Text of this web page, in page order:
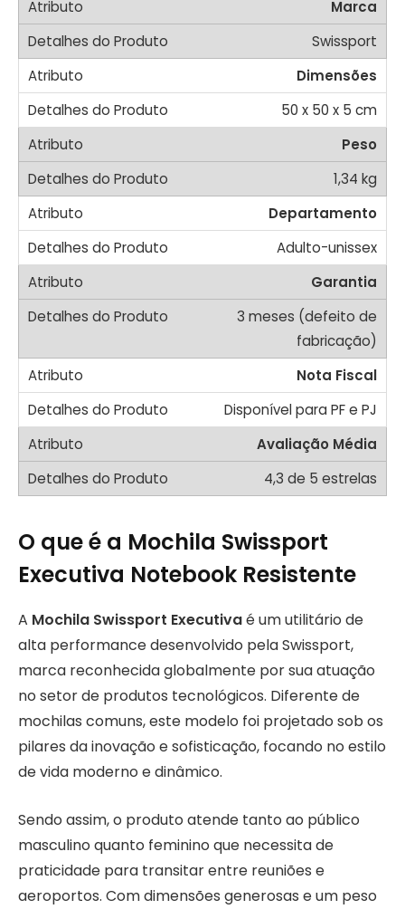
Marca
Swissport
Dimensões
50 x 50 x 5 cm
Peso
1,34 kg
Departamento
Adulto-unissex
Garantia
3 meses (defeito de
fabricação)
Nota Fiscal
Disponível para PF e PJ
Avaliação Média
4,3 de 5 estrelas
O que é a Mochila Swissport
Executiva Notebook Resistente
A Mochila Swissport Executivaé um utilitário de
alta performance desenvolvido pela Swissport,
marca reconhecida globalmente por sua atuação
no setor de produtos tecnológicos. Diferente de
mochilas comuns, este modelo foi projetado sob os
pilares da inovação e sofisticação, focando no estilo
de vida moderno e dinâmico.
Sendo assim, o produto atende tanto ao público
masculino quanto feminino que necessita de
praticidade para transitar entre reuniões e
aeroportos. Com dimensões generosas e um peso